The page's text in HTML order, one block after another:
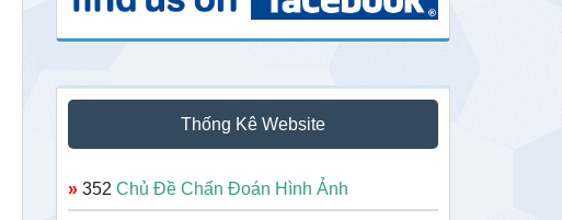
Thống Kê Website
» 352 Chủ Đề Chẩn Đoán Hình Ảnh